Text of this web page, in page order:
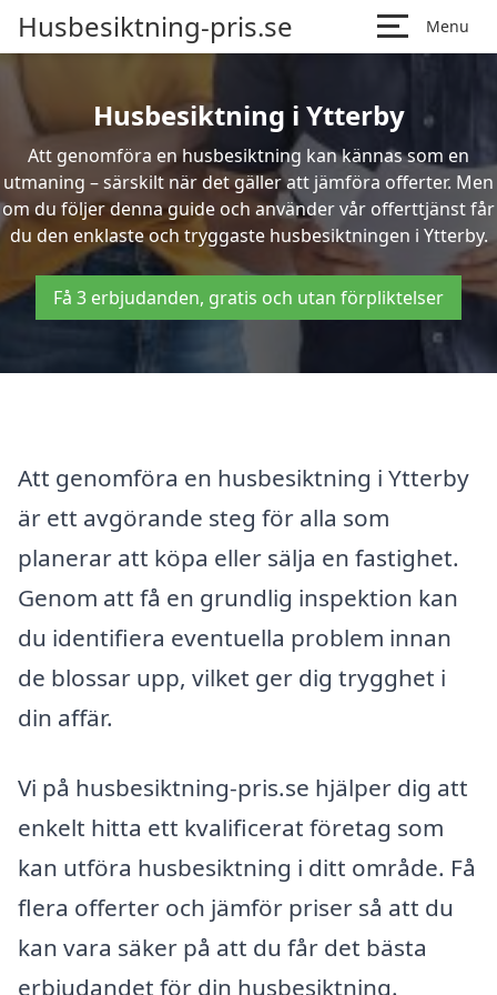
Husbesiktning-pris.se Menu
Husbesiktning i Ytterby
Att genomföra en husbesiktning kan kännas som en
utmaning – särskilt när det gäller att jämföra offerter. Men
om du följer denna guide och använder vår offerttjänst får
du den enklaste och tryggaste husbesiktningen i Ytterby.
Få 3 erbjudanden, gratis och utan förpliktelser
Att genomföra en husbesiktning i Ytterby
är ett avgörande steg för alla som
planerar att köpa eller sälja en fastighet.
Genom att få en grundlig inspektion kan
du identifiera eventuella problem innan
de blossar upp, vilket ger dig trygghet i
din affär.
Vi på husbesiktning-pris.se hjälper dig att
enkelt hitta ett kvalificerat företag som
kan utföra husbesiktning i ditt område. Få
flera offerter och jämför priser så att du
kan vara säker på att du får det bästa
erbjudandet för din husbesiktning.